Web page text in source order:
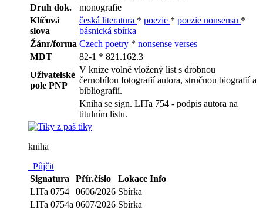
Druh dok.
monografie
Klíčová
slova
česká literatura * poezie * poezie nonsensu *
básnická sbírka
Žánr/forma Czech poetry * nonsense verses
MDT
82-1 * 821.162.3
Uživatelské
pole PNP
V knize volně vložený list s drobnou
černobílou fotografií autora, stručnou biografií a
bibliografií.
Kniha se sign. LITa 754 - podpis autora na
titulním listu.
kniha
Půjčit
Signatura
Přír.číslo Lokace Info
LITa 0754
0606/2026 Sbírka
LITa 0754a 0607/2026 Sbírka